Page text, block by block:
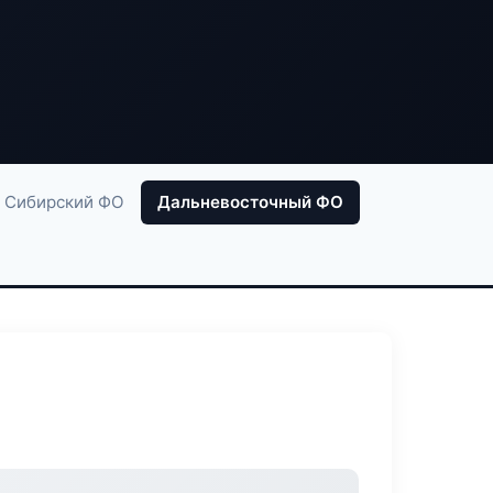
Сибирский ФО Дальневосточный ФО